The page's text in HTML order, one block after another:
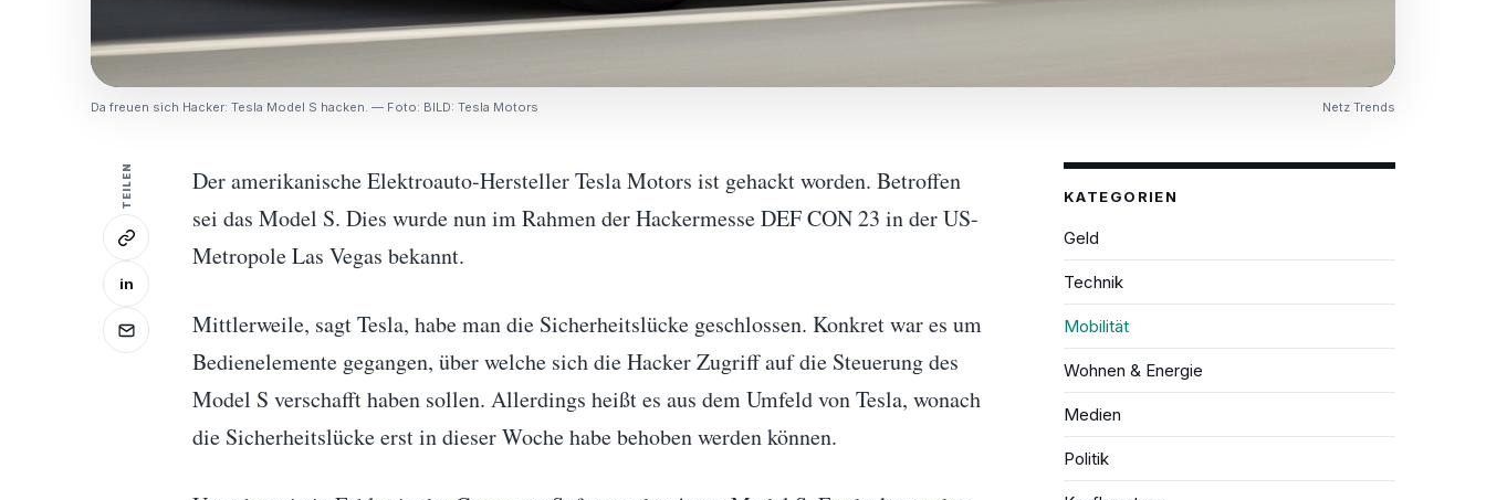
Da freuen sich Hacker: Tesla Model S hacken. — Foto: BILD: Tesla Motors Netz Trends
TEILEN
in
Der amerikanische Elektroauto-Hersteller Tesla Motors ist gehackt worden. Betroffen
sei das Model S. Dies wurde nun im Rahmen der Hackermesse DEF CON 23 in der US-
Metropole Las Vegas bekannt.
Mittlerweile, sagt Tesla, habe man die Sicherheitslücke geschlossen. Konkret war es um
Bedienelemente gegangen, über welche sich die Hacker Zugriff auf die Steuerung des
Model S verschafft haben sollen. Allerdings heißt es aus dem Umfeld von Tesla, wonach
die Sicherheitslücke erst in dieser Woche habe behoben werden können.
KATEGORIEN
Geld
Technik
Mobilität
Wohnen & Energie
Medien
Politik